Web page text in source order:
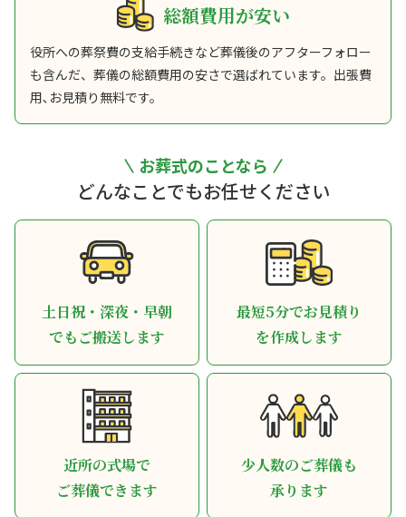
総額費用が安い
役所への葬祭費の支給手続きなど葬儀後のアフターフォロー
も含んだ、葬儀の総額費用の安さで選ばれています。出張費
用､お見積り無料です。
お葬式のことなら
どんなことでもお任せください
土日祝・深夜・早朝
でもご搬送します
最短5分でお見積り
を作成します
近所の式場で
ご葬儀できます
少人数のご葬儀も
承ります